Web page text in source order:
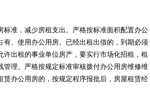
标准，减少房租支出。严格按标准面积配置办公
有、使用办公用房。已经出租出借的，到期必须
许出租的事业单位房产，要实行市场化招租，租
管理。严格按规定标准审核拨付办公用房维修维
赁办公用房的，按规定程序报批后，房屋租赁经